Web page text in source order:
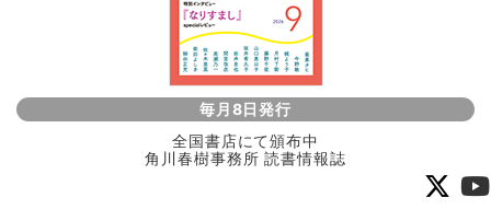
毎月8日発行
全国書店にて頒布中
角川春樹事務所 読書情報誌